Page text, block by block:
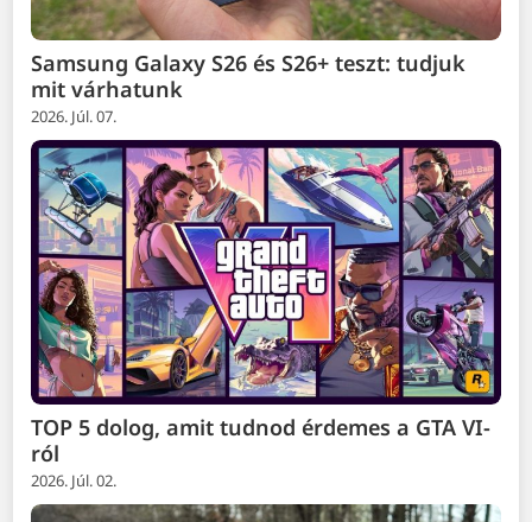
Samsung Galaxy S26 és S26+ teszt: tudjuk
mit várhatunk
2026. Júl. 07.
TOP 5 dolog, amit tudnod érdemes a GTA VI-
ról
2026. Júl. 02.